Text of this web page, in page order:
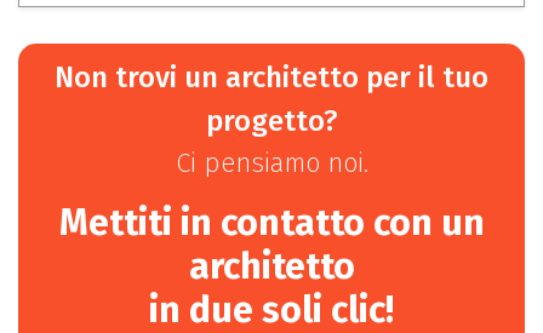
Non trovi un architetto per il tuo
progetto?
Ci pensiamo noi.
Mettiti in contatto con un
architetto
in due soli clic!